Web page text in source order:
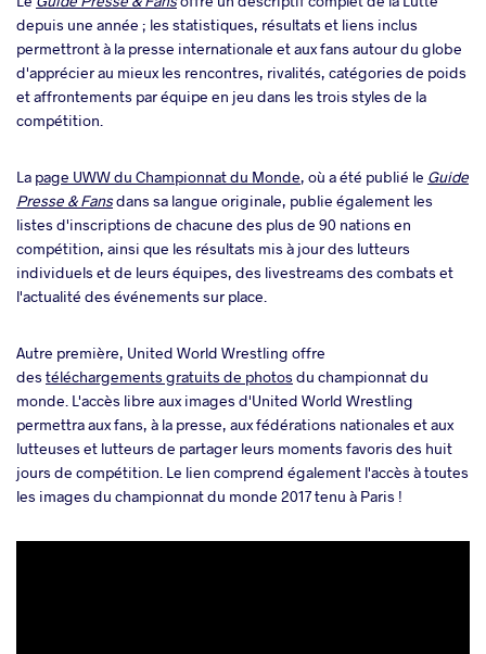
depuis une année ; les statistiques, résultats et liens inclus
permettront à la presse internationale et aux fans autour du globe
d'apprécier au mieux les rencontres, rivalités, catégories de poids
et affrontements par équipe en jeu dans les trois styles de la
compétition.
La page UWW du Championnat du Monde, où a été publié le Guide
Presse & Fansdans sa langue originale, publie également les
listes d'inscriptions de chacune des plus de 90 nations en
compétition, ainsi que les résultats mis à jour des lutteurs
individuels et de leurs équipes, des livestreams des combats et
l'actualité des événements sur place.
Autre première, United World Wrestling offre
des téléchargements gratuits de photos du championnat du
monde. L'accès libre aux images d'United World Wrestling
permettra aux fans, à la presse, aux fédérations nationales et aux
lutteuses et lutteurs de partager leurs moments favoris des huit
jours de compétition. Le lien comprend également l'accès à toutes
les images du championnat du monde 2017 tenu à Paris !